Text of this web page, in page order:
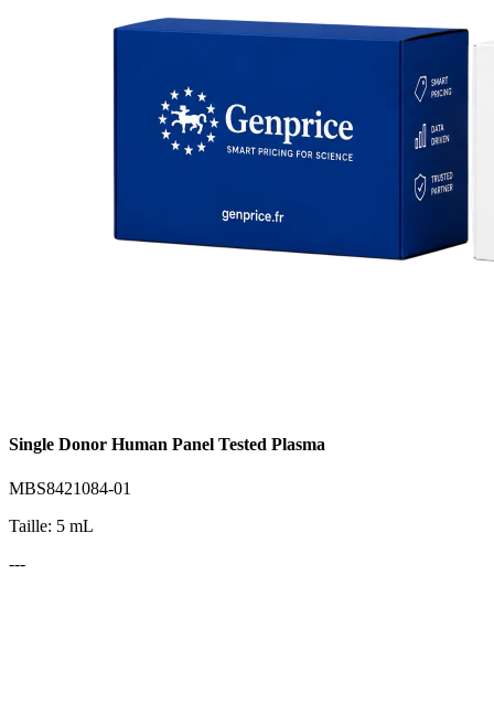
Single Donor Human Panel Tested Plasma
MBS8421084-01
Taille: 5 mL
---